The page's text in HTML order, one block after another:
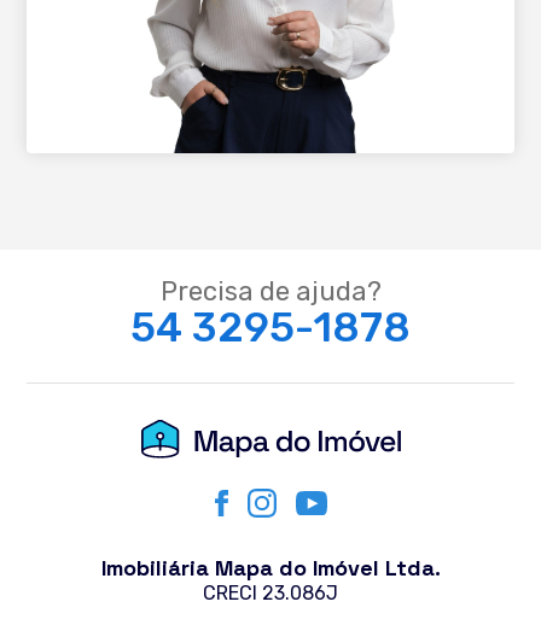
Precisa de ajuda?
54 3295-1878
Imobiliária Mapa do Imóvel Ltda.
CRECI 23.086J